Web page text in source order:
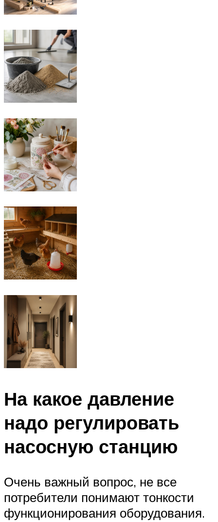
На какое давление
надо регулировать
насосную станцию
Очень важный вопрос, не все
потребители понимают тонкости
функционирования оборудования.